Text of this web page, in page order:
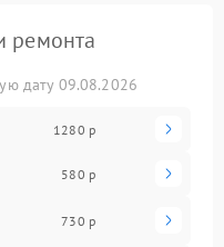
ремонта
дату 09.08.2026
1280 р
580 р
730 р